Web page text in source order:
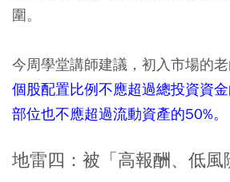
圍。
今周學堂講師建議，初入市場的
個股配置比例不應超過總投資資
部位也不應超過流動資產的50%。
地雷四：被「高報酬、低風